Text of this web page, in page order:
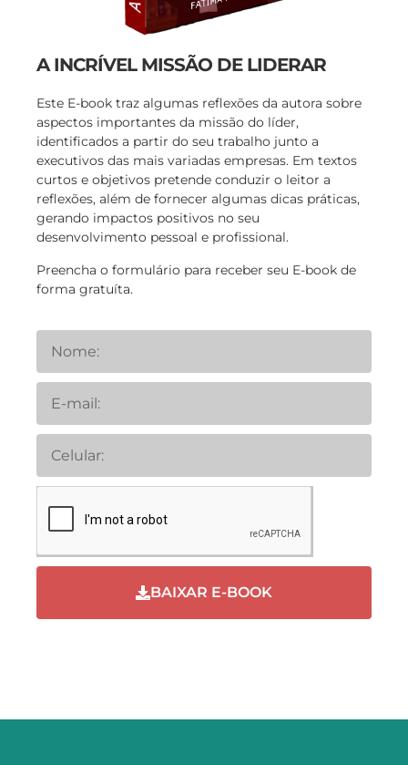
A INCRÍVEL MISSÃO DE LIDERAR
Este E-book traz algumas reflexões da autora sobre
aspectos importantes da missão do líder,
identificados a partir do seu trabalho junto a
executivos das mais variadas empresas. Em textos
curtos e objetivos pretende conduzir o leitor a
reflexões, além de fornecer algumas dicas práticas,
gerando impactos positivos no seu
desenvolvimento pessoal e profissional.
Preencha o formulário para receber seu E-book de
forma gratuíta.
BAIXAR E-BOOK